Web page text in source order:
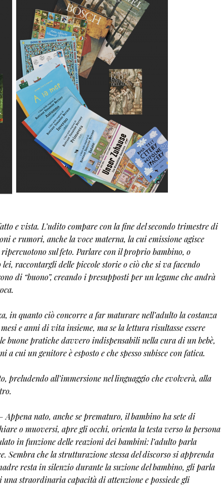
e vista. L’udito compare con la fine del secondo trimestre di
e rumori, anche la voce materna, la cui emissione agisce
sul feto. Parlare con il proprio bambino, o
raccontargli delle piccole storie o ciò che si va facendo
di “buono”, creando i presupposti per un legame che andrà
in quanto ciò concorre a far maturare nell’adulto la costanza
e anni di vita insieme, ma se la lettura risultasse essere
buone pratiche davvero indispensabili nella cura di un bebè,
cui un genitore è esposto e che spesso subisce con fatica.
all’immersione nel linguaggio che evolverà, alla
nato, anche se prematuro, il bambino ha sete di
o muoversi, apre gli occhi, orienta la testa verso la persona
in funzione delle reazioni dei bambini: l’adulto parla
Sembra che la strutturazione stessa del discorso si apprenda
resta in silenzio durante la suzione del bambino, gli parla
straordinaria capacità di attenzione e possiede gli